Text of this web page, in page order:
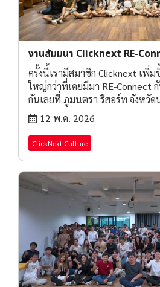
งานสัมมนา Clicknext RE-
ครั้งนี้เรามีสมาชิก Clicknext เพิ่ม
ใหญ่กว่าที่เคยมีมา RE-Connect
กันเลยที่ ภูมนตรา รีสอร์ท จังหวั
12 พ.ค. 2026
ClickNext Culture